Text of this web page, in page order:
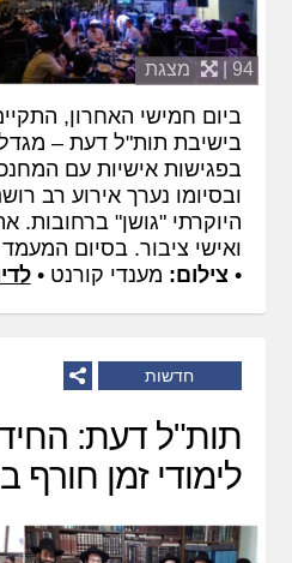
94 | מצגת
ביום חמישי האחרון,
בישיבת תות"ל דעת –
בפגישות אישיות עם
ובסיומו נערך אירוע רב
היוקרתי "גושן" ברחובות.
ואישי ציבור. בסיום
• צילום: מענדי קורנט •
חדשות
תות"ל דעת:
לימודי זמן חורף